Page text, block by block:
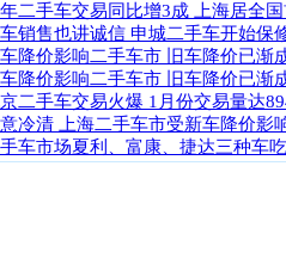
二手车交易同比增3成 上海居全
车销售也讲诚信 申城二手车开始保
降价影响二手车市 旧车降价已渐
降价影响二手车市 旧车降价已渐
二手车交易火爆 1月份交易量达
冷清 上海二手车市受新车降价影
车市场夏利、富康、捷达三种车